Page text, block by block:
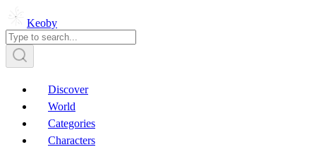
Keoby
Discover
World
Categories
Characters